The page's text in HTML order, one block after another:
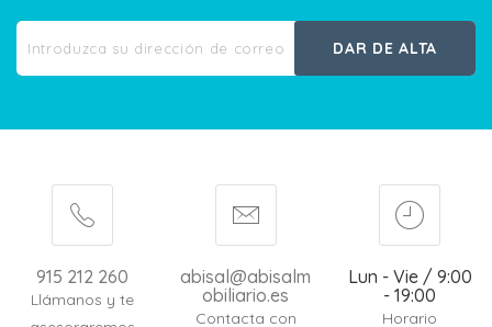
DAR DE ALTA
915 212 260
Llámanos y te
abisal@abisalm
obiliario.es
Contacta con
Lun - Vie / 9:00
- 19:00
Horario